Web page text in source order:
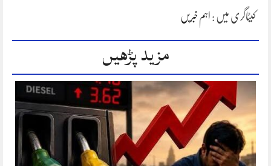
کیٹاگری میں : اہم خبریں
مزید پڑھیں